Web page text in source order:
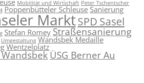
Mobilität und Wirtschaft Peter Tschentscher
Poppenbütteler SchleuseSanierung
MarktSPD Sasel
Stefan Romey Straßensanierung
Umgestaltung Wandsbek Medaille
Wentzelplatz
ÜSG Berner Au